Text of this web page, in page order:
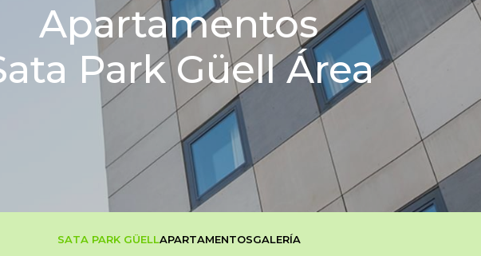
Apartamentos
Park Güell Área
SATA PARK GÜELLAPARTAMENTOSGALERÍA